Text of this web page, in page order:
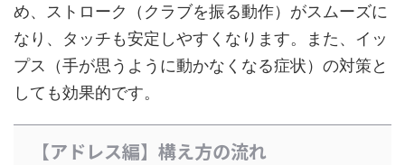
め、ストローク（クラブを振る動作）がスムーズに
なり、タッチも安定しやすくなります。また、イッ
プス（手が思うように動かなくなる症状）の対策と
しても効果的です。
【アドレス編】構え方の流れ